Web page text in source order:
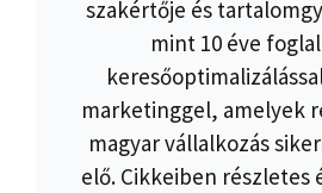
szakértője és
mint 10 éve
marketinggel, amelyek
magyar vállalkozás
elő. Cikkeiben részletes